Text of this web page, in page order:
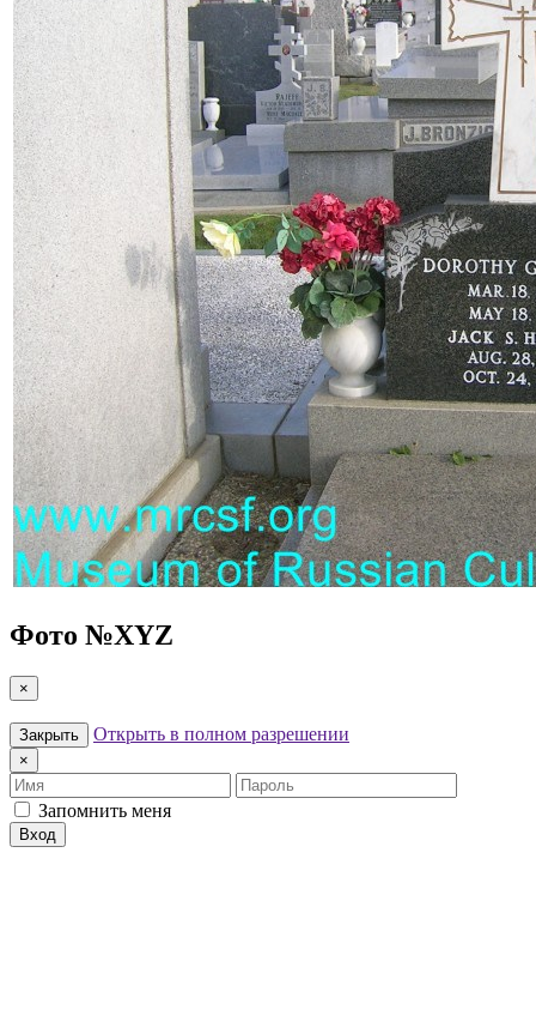
Фото №XYZ
×
Закрыть Открыть в полном разрешении
×
Имя
Пароль
Запомнить меня
Вход